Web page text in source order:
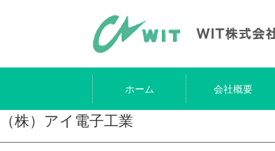
ホーム 会社概要
（株）アイ電子工業